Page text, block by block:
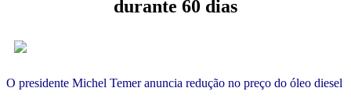
durante 60 dias
O presidente Michel Temer anuncia redução no preço do óleo diesel